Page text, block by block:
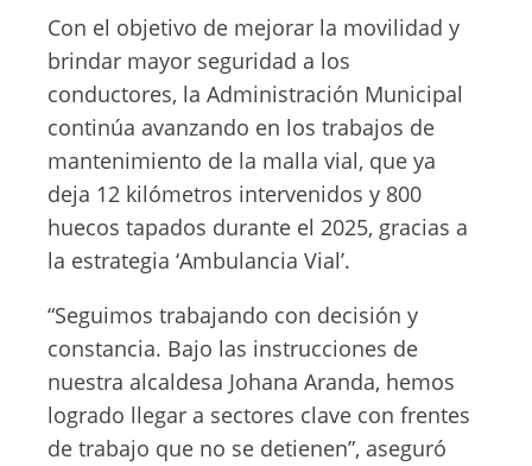
Con el objetivo de mejorar la movilidad y
brindar mayor seguridad a los
conductores, la Administración Municipal
continúa avanzando en los trabajos de
mantenimiento de la malla vial, que ya
deja 12 kilómetros intervenidos y 800
huecos tapados durante el 2025, gracias a
la estrategia ‘Ambulancia Vial’.
“Seguimos trabajando con decisión y
constancia. Bajo las instrucciones de
nuestra alcaldesa Johana Aranda, hemos
logrado llegar a sectores clave con frentes
de trabajo que no se detienen”, aseguró